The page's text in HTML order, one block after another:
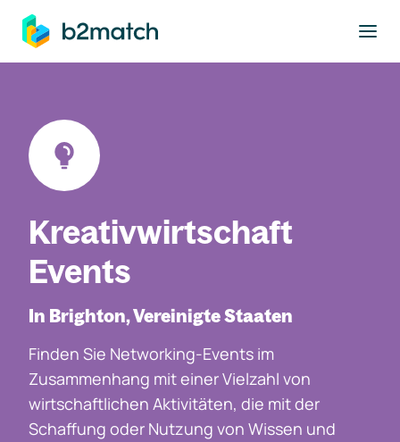
springen
Kreativwirtschaft
Events
In Brighton, Vereinigte Staaten
Finden Sie Networking-Events im
Zusammenhang mit einer Vielzahl von
wirtschaftlichen Aktivitäten, die mit der
Schaffung oder Nutzung von Wissen und